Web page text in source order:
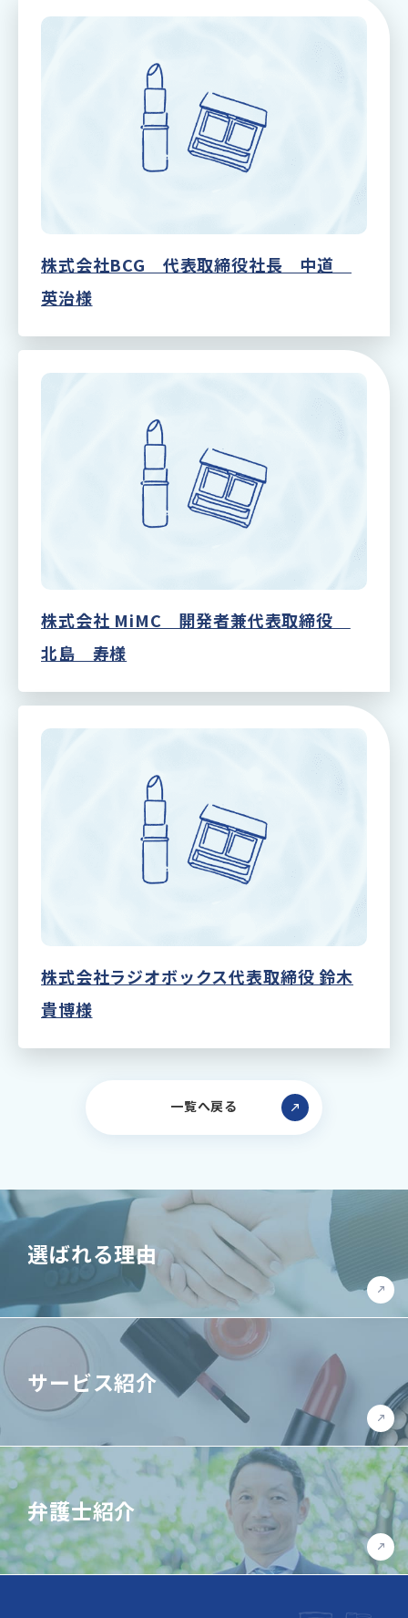
株式会社BCG 代表取締役社長 中道
英治様
株式会社 MiMC 開発者兼代表取締役
北島 寿様
株式会社ラジオボックス代表取締役 鈴木
貴博様
一覧へ戻る
選ばれる理由
サービス紹介
弁護士紹介